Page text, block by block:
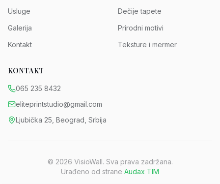
Usluge
Galerija
Kontakt
Dečije tapete
Prirodni motivi
Teksture i mermer
KONTAKT
065 235 8432
eliteprintstudio@gmail.com
Ljubička 25, Beograd, Srbija
© 2026 VisioWall. Sva prava zadržana.
Urađeno od strane Audax TIM